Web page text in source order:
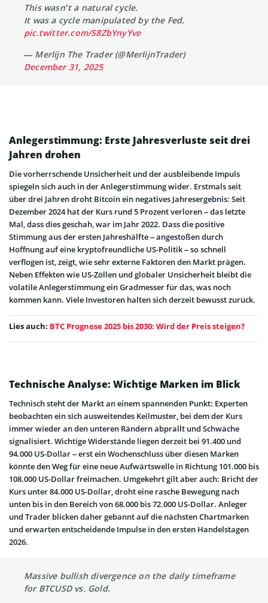
This wasn’t a natural cycle.
It was a cycle manipulated by the Fed.
pic.twitter.com/S8ZbYnyYve
— Merlijn The Trader (@MerlijnTrader)
December 31, 2025
Anlegerstimmung: Erste Jahresverluste seit drei
Jahren drohen
Die vorherrschende Unsicherheit und der ausbleibende Impuls
spiegeln sich auch in der Anlegerstimmung wider. Erstmals seit
über drei Jahren droht Bitcoin ein negatives Jahresergebnis: Seit
Dezember 2024 hat der Kurs rund 5 Prozent verloren – das letzte
Mal, dass dies geschah, war im Jahr 2022. Dass die positive
Stimmung aus der ersten Jahreshälfte – angestoßen durch
Hoffnung auf eine kryptofreundliche US-Politik – so schnell
verflogen ist, zeigt, wie sehr externe Faktoren den Markt prägen.
Neben Effekten wie US-Zöllen und globaler Unsicherheit bleibt die
volatile Anlegerstimmung ein Gradmesser für das, was noch
kommen kann. Viele Investoren halten sich derzeit bewusst zurück.
Lies auch: BTC Prognose 2025 bis 2030: Wird der Preis steigen?
Technische Analyse: Wichtige Marken im Blick
Technisch steht der Markt an einem spannenden Punkt: Experten
beobachten ein sich ausweitendes Keilmuster, bei dem der Kurs
immer wieder an den unteren Rändern abprallt und Schwäche
signalisiert. Wichtige Widerstände liegen derzeit bei 91.400 und
94.000 US-Dollar – erst ein Wochenschluss über diesen Marken
könnte den Weg für eine neue Aufwärtswelle in Richtung 101.000 bis
108.000 US-Dollar freimachen. Umgekehrt gilt aber auch: Bricht der
Kurs unter 84.000 US-Dollar, droht eine rasche Bewegung nach
unten bis in den Bereich von 68.000 bis 72.000 US-Dollar. Anleger
und Trader blicken daher gebannt auf die nächsten Chartmarken
und erwarten entscheidende Impulse in den ersten Handelstagen
2026.
Massive bullish divergence on the daily timeframe
for BTCUSD vs. Gold.